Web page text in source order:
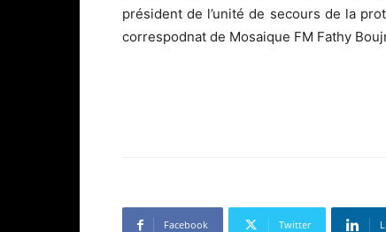
président de l’unité de secours de la
correspodnat de Mosaique FM Fathy
Facebook Twitter